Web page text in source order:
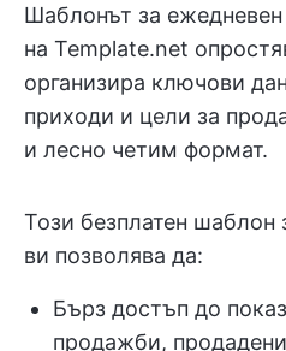
Шаблонът за
на Template.net
организира ключови
приходи и цели за
и лесно четим формат.
Този безплатен шаблон
ви позволява да:
Бърз достъп до
продажби,